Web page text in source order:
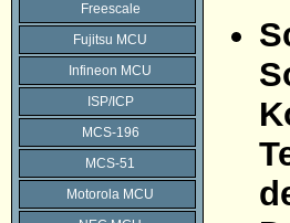
Freescale
Fujitsu MCU
Infineon MCU
ISP/ICP
MCS-196
MCS-51
Motorola MCU